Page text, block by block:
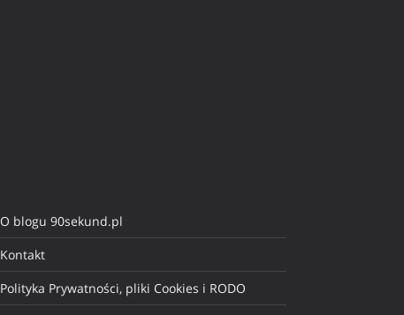
O blogu 90sekund.pl
Kontakt
Polityka Prywatności, pliki Cookies i RODO